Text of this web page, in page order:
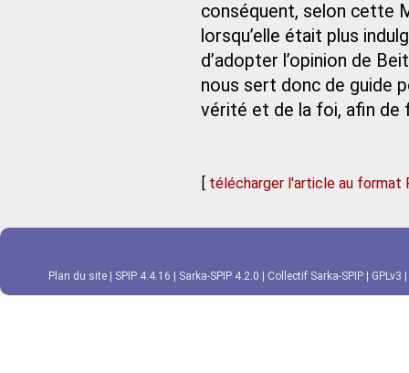
conséquent, selon cette
lorsqu’elle était plus
d’adopter l’opinion de
nous sert donc de guide
vérité et de la foi, afin de
[ télécharger l'article au format
Plan du site SPIP 4.4.16 Sarka-SPIP 4.2.0 Collectif Sarka-SPIP GPLv3